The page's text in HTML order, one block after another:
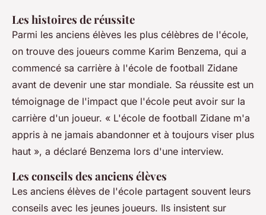
Les histoires de réussite
Parmi les anciens élèves les plus célèbres de l'école,
on trouve des joueurs comme Karim Benzema, qui a
commencé sa carrière à l'école de football Zidane
avant de devenir une star mondiale. Sa réussite est un
témoignage de l'impact que l'école peut avoir sur la
carrière d'un joueur. « L'école de football Zidane m'a
appris à ne jamais abandonner et à toujours viser plus
haut », a déclaré Benzema lors d'une interview.
Les conseils des anciens élèves
Les anciens élèves de l'école partagent souvent leurs
conseils avec les jeunes joueurs. Ils insistent sur